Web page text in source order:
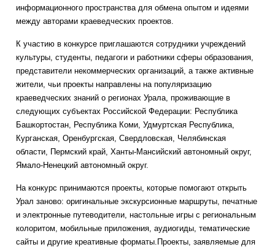
информационного пространства для обмена опытом и идеями
между авторами краеведческих проектов.
К участию в конкурсе приглашаются сотрудники учреждений
культуры, студенты, педагоги и работники сферы образования,
представители некоммерческих организаций, а также активные
жители, чьи проекты направлены на популяризацию
краеведческих знаний о регионах Урала, проживающие в
следующих субъектах Российской Федерации: Республика
Башкортостан, Республика Коми, Удмуртская Республика,
Курганская, Оренбургская, Свердловская, Челябинская
области, Пермский край, Ханты-Мансийский автономный округ,
Ямало-Ненецкий автономный округ.
На конкурс принимаются проекты, которые помогают открыть
Урал заново: оригинальные экскурсионные маршруты, печатные
и электронные путеводители, настольные игры с региональным
колоритом, мобильные приложения, аудиогиды, тематические
сайты и другие креативные форматы.Проекты, заявляемые для